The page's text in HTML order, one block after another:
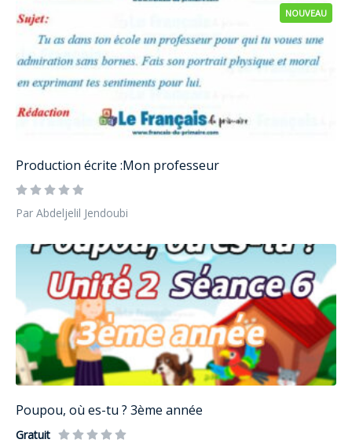
NOUVEAU
Production écrite :Mon professeur
Par Abdeljelil Jendoubi
Poupou, où es-tu ? 3ème année
Gratuit